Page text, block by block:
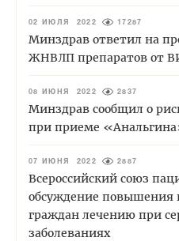
02 ИЮЛЯ 2022 17287
Минздрав ответил на
ЖНВЛП препаратов от
08 ИЮНЯ 2022 2837
Минздрав сообщил о
при приеме
07 ИЮНЯ 2022 2887
Всероссийский союз
обсуждение повышения
граждан лечению при
заболеваниях